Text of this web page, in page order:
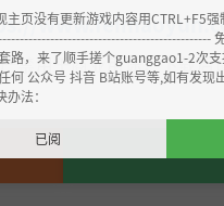
禁用于商业用途，下载
主页没有更新游戏内容用CTRL+F5
路，来了顺手搓个guanggao1-2次
何 公众号 抖音 B站账号等,如有发
法：
已阅